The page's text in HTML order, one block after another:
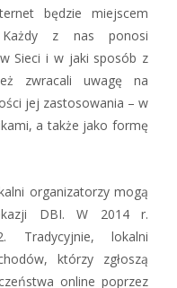
będzie miejscem
Każdy z nas ponosi
Sieci i w jaki sposób z
zwracali uwagę na
jej zastosowania – w
a także jako formę
organizatorzy mogą
DBI. W 2014 r.
Tradycyjnie, lokalni
którzy zgłoszą
online poprzez